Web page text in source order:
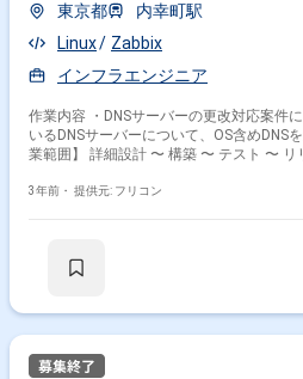
東京都
内幸町駅
Linux
Zabbix
インフラエンジニア
作業内容 ・DNSサーバーの更改対応案件
いるDNSサーバーについて、OS含めDNS
業範囲】 詳細設計 〜 構築 〜 テスト 〜 リ
3年前・ 提供元: フリコン